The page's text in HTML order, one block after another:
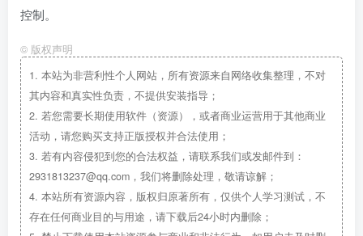
控制。
© 版权声明
1. 本站为非营利性个人网站，所有资源来自网络收集整理，不对
其内容和真实性负责，不提供安装指导；
2. 若您需要长期使用软件（资源），或者商业运营用于其他商业
活动，请您购买支持正版授权并合法使用；
3. 若有内容侵犯到您的合法权益，请联系我们或发邮件到：
2931813237@qq.com，我们将删除处理，敬请谅解；
4. 本站所有资源内容，版权归原著所有，仅供个人学习测试，不
存在任何商业目的与用途，请下载后24小时内删除；